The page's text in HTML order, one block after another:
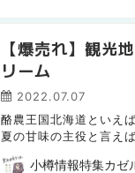
【爆売れ】観光
リーム
2022.07.07
酪農王国北海道といえ
夏の甘味の主役と言え
大・大人気！札幌の隣
小樽情報特集カゼ